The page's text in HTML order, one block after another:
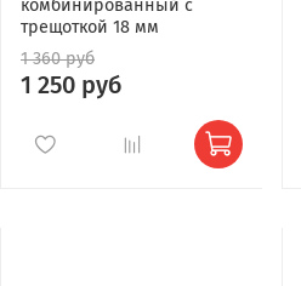
комбинированный с
трещоткой 18 мм
1 360 руб
1 250 руб